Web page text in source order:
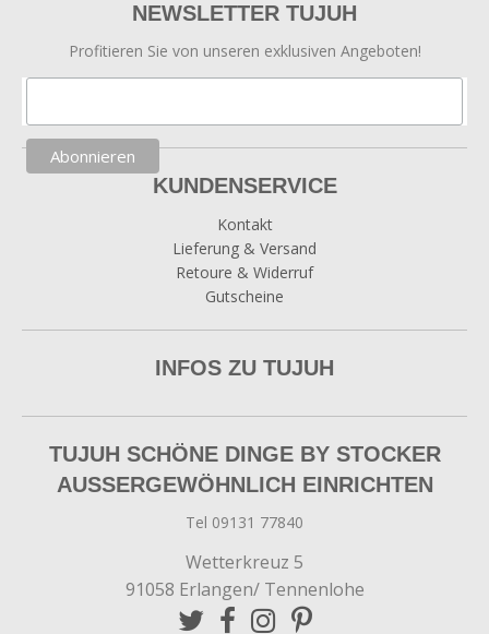
NEWSLETTER TUJUH
Profitieren Sie von unseren exklusiven Angeboten!
KUNDENSERVICE
Kontakt
Lieferung & Versand
Retoure & Widerruf
Gutscheine
INFOS ZU TUJUH
TUJUH SCHÖNE DINGE BY STOCKER
AUSSERGEWÖHNLICH EINRICHTEN
Tel 09131 77840
Wetterkreuz 5
91058 Erlangen/ Tennenlohe